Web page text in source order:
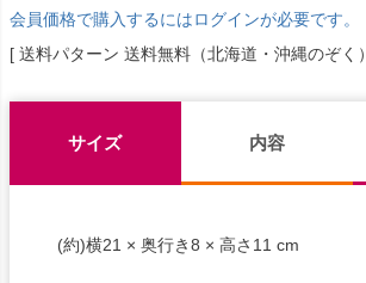
会員価格で購入するにはログインが必要です。
送料パターン 送料無料（北海道・沖縄のぞく）
サイズ 内容
(約)横21 × 奥行き8 × 高さ11 cm